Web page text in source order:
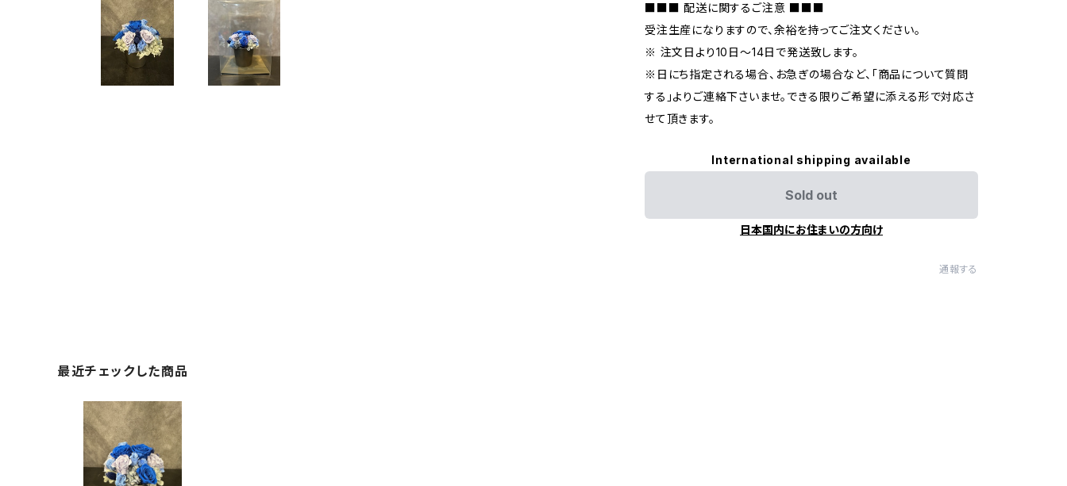
■■■ 配送に関するご注意 ■■■
受注生産になりますので、余裕を持ってご注文ください。
※ 注文日より10日〜14日で発送致します。
※日にち指定される場合、お急ぎの場合など、「商品について質問
する」よりご連絡下さいませ。できる限りご希望に添える形で対応さ
せて頂きます。
International shipping available
Sold out
日本国内にお住まいの方向け
通報する
最近チェックした商品